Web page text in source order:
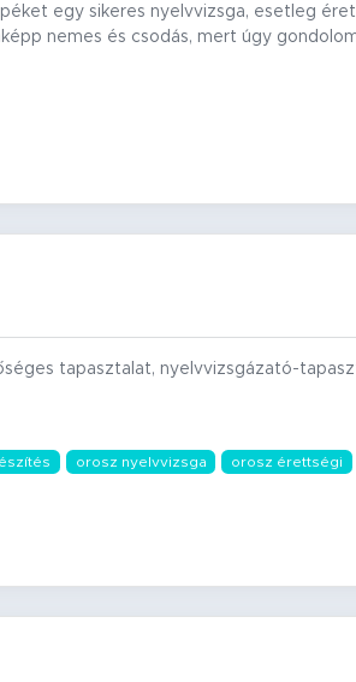
egy sikeres nyelvvizsga, esetleg
nemes és csodás, mert úgy
tapasztalat, nyelvvizsgázató-
orosz nyelvvizsga orosz érettségi